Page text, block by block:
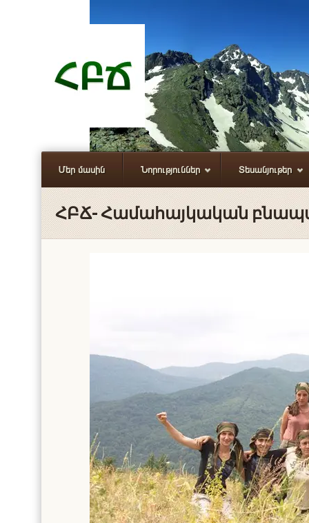
Մեր մասին Նորություններ Տեսանյութեր
ՀԲՃ- Համահայկական